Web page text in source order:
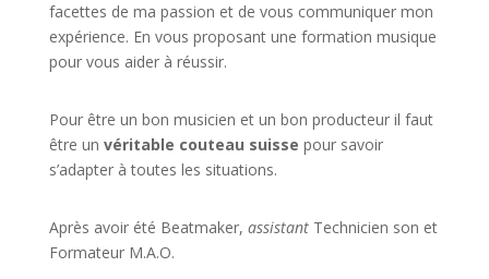
facettes de ma passion et de vous communiquer mon
expérience. En vous proposant une formation musique
pour vous aider à réussir.
Pour être un bon musicien et un bon producteur il faut
être un véritable couteau suisse pour savoir
s’adapter à toutes les situations.
Après avoir été Beatmaker, assistant Technicien son et
Formateur M.A.O.